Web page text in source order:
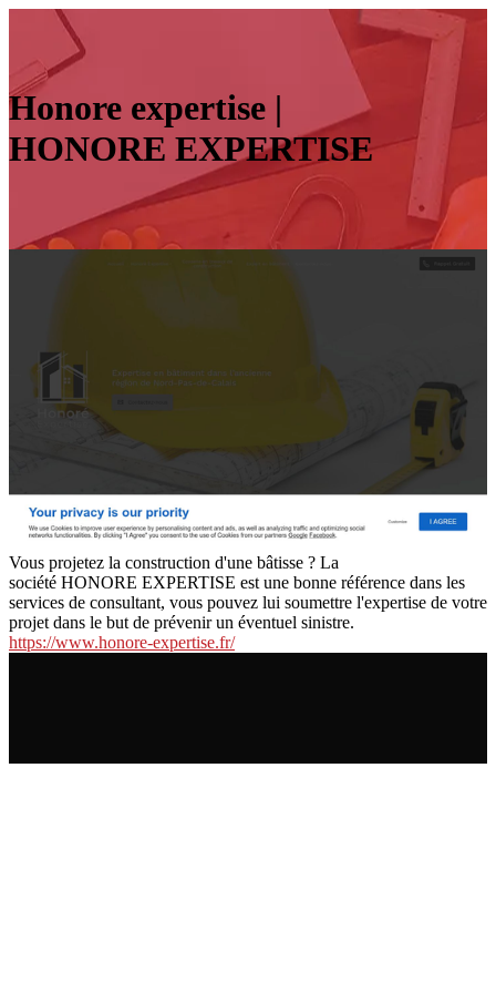
Honore expertise |
HONORE EXPERTISE
Vous projetez la construction d'une bâtisse ? La
société HONORE EXPERTISE est une bonne référence dans les
services de consultant, vous pouvez lui soumettre l'expertise de votre
projet dans le but de prévenir un éventuel sinistre.
https://www.honore-expertise.fr/